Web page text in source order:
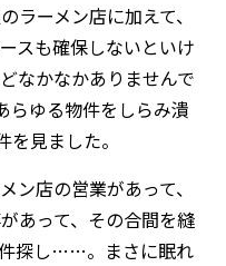
ラーメン店に加えて、
スも確保しないといけ
なかなかありませんで
らゆる物件をしらみ潰
見ました。
ン店の営業があって、
あって、その合間を縫
件探し……。まさに眠れ